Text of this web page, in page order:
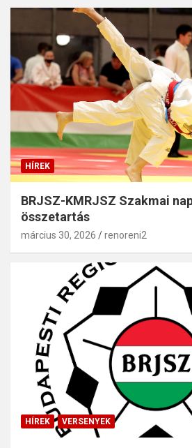
HÍREK
BRJSZ-KMRJSZ Szakmai
összetartás
március 30, 2026 renoreni2
HÍREK VERSENYEK